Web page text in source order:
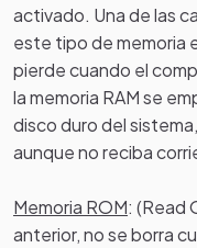
activado. Una de las
este tipo de memoria
pierde cuando el
la memoria RAM se
disco duro del
aunque no reciba
Memoria ROM: (Read
anterior, no se borra